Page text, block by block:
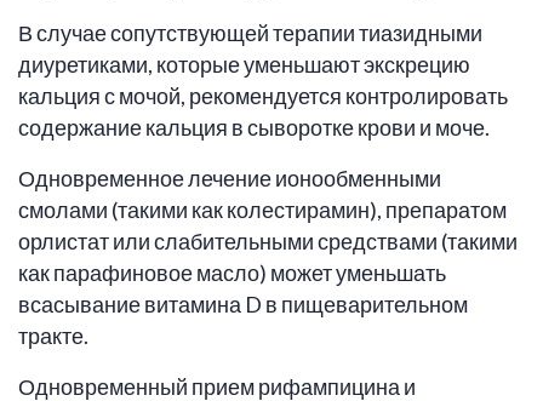
В случае сопутствующей терапии тиазидными
диуретиками, которые уменьшают экскрецию
кальция с мочой, рекомендуется контролировать
содержание кальция в сыворотке крови и моче.
Одновременное лечение ионообменными
смолами (такими как колестирамин), препаратом
орлистат или слабительными средствами (такими
как парафиновое масло) может уменьшать
всасывание витамина D в пищеварительном
тракте.
Одновременный прием рифампицина и